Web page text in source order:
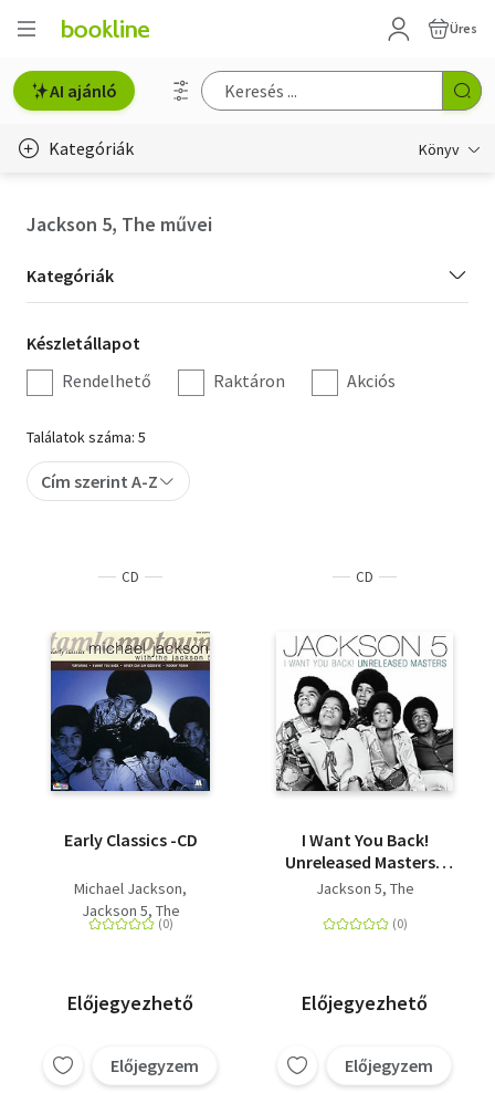
Üres
AI ajánló
Kategóriák Könyv
Hobbi, szabadidő
Irodalom
Művészet
Szakkönyv
Tankönyv, segédkönyv
Társadalomtudomány
Természettudomány
Történelem
Vallás
Jackson 5, The művei
Kategória
szűrés
Kategóriák
Készletállapot
szűrés
Készletállapot
Rendelhető
Raktáron Akciós
Találatok száma: 5
Cím szerint A-Z
CD
Early Classics -CD
Michael Jackson
Jackson 5, The
Előjegyezhető
Előjegyzem
CD
I Want You Back!
Unreleased Masters -
CD
Jackson 5, The
Előjegyezhető
Előjegyzem